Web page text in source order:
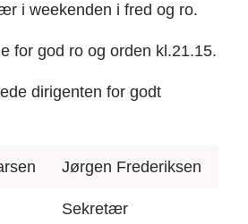
i weekenden i fred og ro.
for god ro og orden kl.21.15.
dirigenten for godt
Jørgen Frederiksen
Sekretær